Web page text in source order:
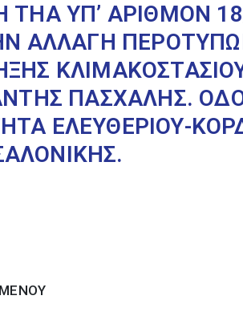
ΥΠ’ ΑΡΙΘΜΟΝ
ΑΛΛΑΓΗ
ΠΑΣΧΑΛΗΣ.
ΕΛΕΥΘΕΡΙΟΥ-